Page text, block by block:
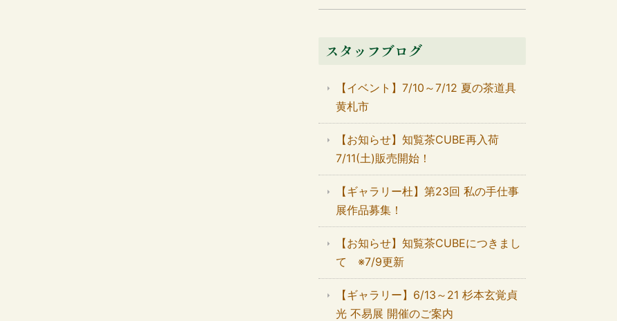
スタッフブログ
【イベント】7/10～7/12 夏の茶道具
黄札市
【お知らせ】知覧茶CUBE再入荷
7/11(土)販売開始！
【ギャラリー杜】第23回 私の手仕事
展作品募集！
【お知らせ】知覧茶CUBEにつきまし
て ※7/9更新
【ギャラリー】6/13～21 杉本玄覚貞
光 不易展 開催のご案内